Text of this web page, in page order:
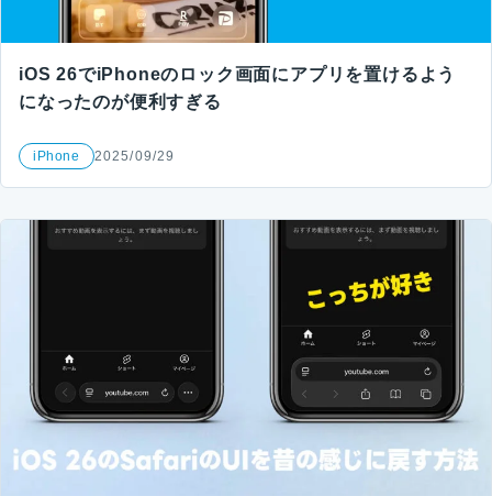
iOS 26でiPhoneのロック画面にアプリを置けるよう
になったのが便利すぎる
iPhone 2025/09/29